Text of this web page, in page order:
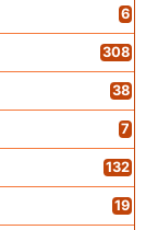
6
308
38
7
132
19